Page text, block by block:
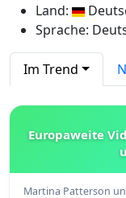
Land:
Sprache:
Im Trend
Europaweite
Martina Patterson